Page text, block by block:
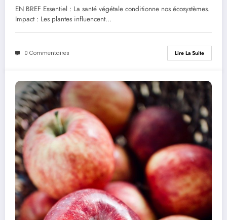
EN BREF Essentiel : La santé végétale conditionne nos écosystèmes.
Impact : Les plantes influencent…
0 Commentaires Lire La Suite